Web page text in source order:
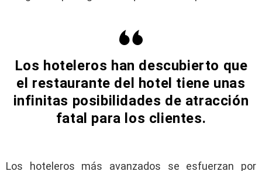
Los hoteleros han descubierto que
el restaurante del hotel tiene unas
infinitas posibilidades de atracción
fatal para los clientes.
Los hoteleros más avanzados se esfuerzan por